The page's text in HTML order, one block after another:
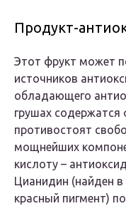
Продукт-
Этот фрукт может
источников
обладающего
грушах
противостоят
мощнейших
кислоту –
Цианидин (найден
красный пигмент)